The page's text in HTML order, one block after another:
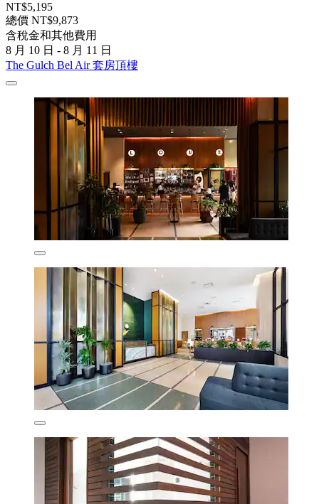
NT$5,195
總價 NT$9,873
含稅金和其他費用
8 月 10 日 - 8 月 11 日
The Gulch Bel Air 套房頂樓